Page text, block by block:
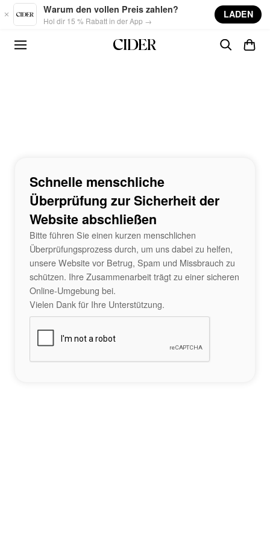
Skip to main content
Warum den vollen Preis zahlen?
Hol dir 15 % Rabatt in der App →
LADEN
Schnelle menschliche
Überprüfung zur Sicherheit der
Website abschließen
Bitte führen Sie einen kurzen menschlichen
Überprüfungsprozess durch, um uns dabei zu helfen,
unsere Website vor Betrug, Spam und Missbrauch zu
schützen. Ihre Zusammenarbeit trägt zu einer sicheren
Online-Umgebung bei.
Vielen Dank für Ihre Unterstützung.